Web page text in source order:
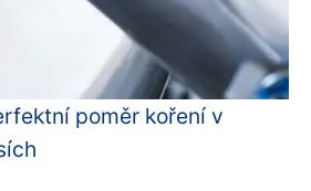
poměr koření v